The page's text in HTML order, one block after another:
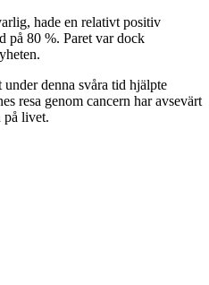
hade en relativt positiv
på 80 %. Paret var dock
denna svåra tid hjälpte
resa genom cancern har avsevärt
på livet.